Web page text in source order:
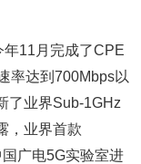
11月完成了CPE
率达到700Mbps以
了业界Sub-1GHz
，业界首款
广电5G实验室进